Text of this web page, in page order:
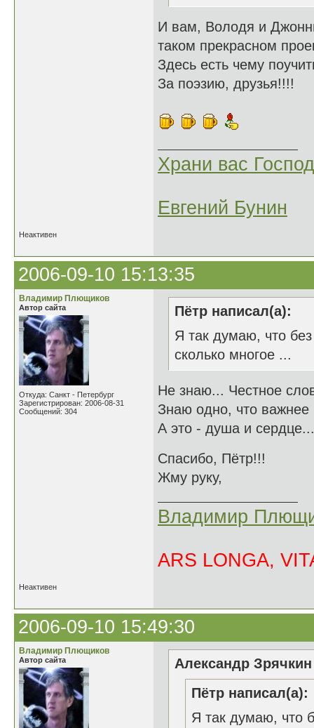
И вам, Володя и
таком прекрасном
Здесь есть чему
За поэзию, друзья!!!!
Храни вас
Евгений Бунин
Неактивен
2006-09-10 15:13:35
Владимир Плющиков
Автор сайта
Откуда: Санкт - Петербург
Зарегистрирован: 2006-08-31
Сообщений: 304
Пётр написал(а):
Я так думаю, что без
сколько многое ...
Не знаю... Честное
Знаю одно, что важнее
А это - душа и сердце...
Спасибо,
Жму руку,
Владимир
ARS LONGA,
Неактивен
2006-09-10 15:49:30
Владимир Плющиков
Автор сайта
Александр
Пётр написал(а):
Я так думаю, что